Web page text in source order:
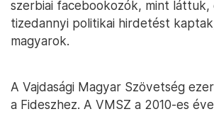
szerbiai facebookozók, mint láttuk,
tizedannyi politikai hirdetést
magyarok.
A Vajdasági Magyar Szövetség
a Fideszhez. A VMSZ a 2010-es